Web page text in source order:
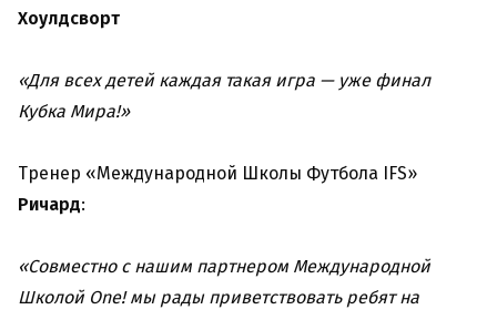
Хоулдсворт
«Для всех детей каждая такая игра — уже финал
Кубка Мира!»
Тренер «Международной Школы Футбола IFS»
Ричард:
«Совместно с нашим партнером Международной
Школой One! мы рады приветствовать ребят на